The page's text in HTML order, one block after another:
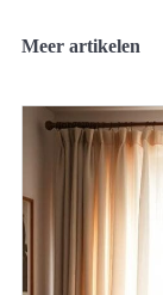
Meer artikelen